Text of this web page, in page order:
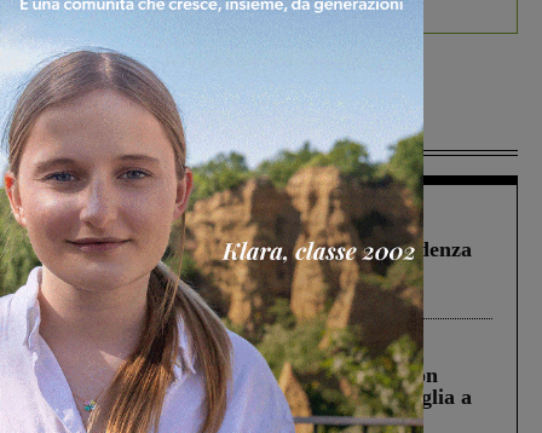
Più lette
Figline Incisa Valdarno 1 Agosto 2026
Piscina di Figline finanziata oltre la scadenza
Pnrr, il gruppo di Fratelli d’Italia: “Un
ringraziamento al Governo”
Cronaca 3 Agosto 2026
Scomparso da una struttura di Castiglion
Fiorentino l’uomo che aveva ucciso la figlia a
Levane nel 2020